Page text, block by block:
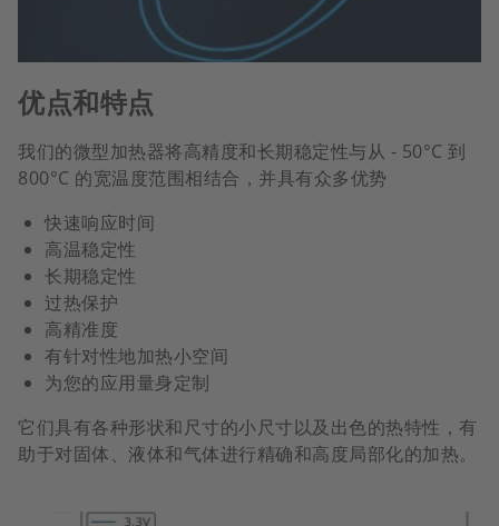
优点和特点
我们的微型加热器将高精度和长期稳定性与从 - 50°C 到
800°C 的宽温度范围相结合，并具有众多优势
快速响应时间
高温稳定性
长期稳定性
过热保护
高精准度
有针对性地加热小空间
为您的应用量身定制
它们具有各种形状和尺寸的小尺寸以及出色的热特性，有
助于对固体、液体和气体进行精确和高度局部化的加热。